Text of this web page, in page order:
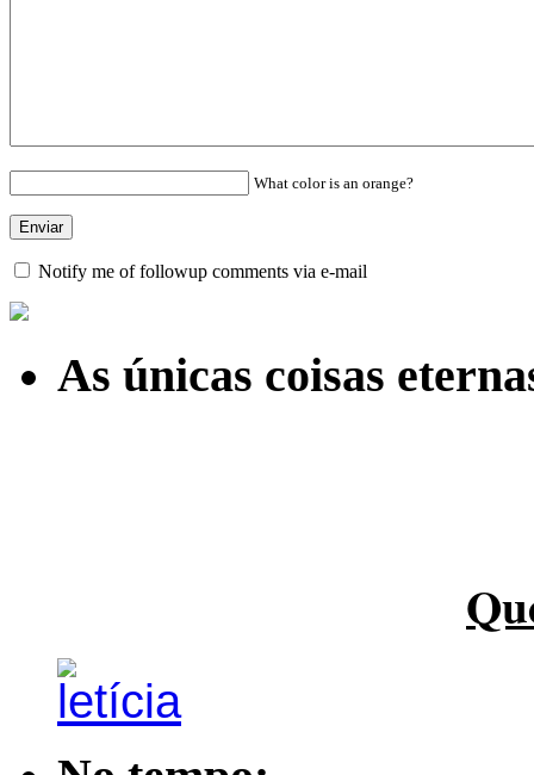
What color is an orange?
Notify me of followup comments via e-mail
As únicas coisas